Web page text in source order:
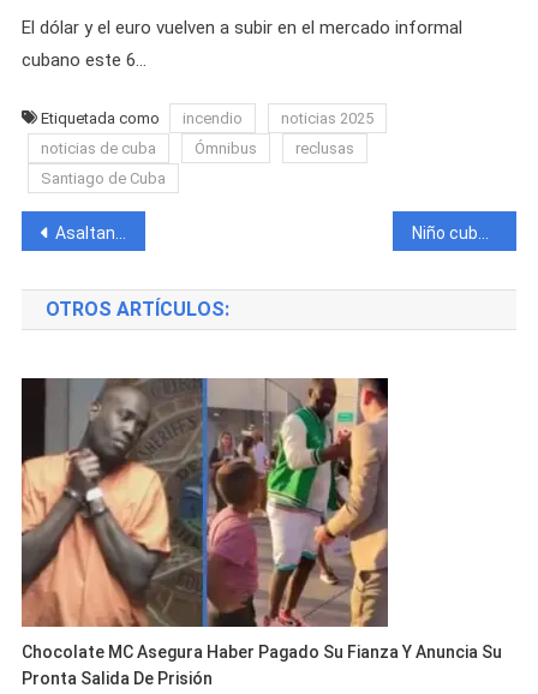
El dólar y el euro vuelven a subir en el mercado informal
cubano este 6…
Etiquetada como incendio
noticias 2025
noticias de cuba
Ómnibus
reclusas
Santiago de Cuba
Navegación
de
entradas
Asaltan a un niño y le roban la mochila cuando iba para su escuela en La Habana Niño cubano es captado jugando con cables de los postes de electricidad
OTROS ARTÍCULOS:
Chocolate MC Asegura Haber Pagado Su Fianza Y Anuncia Su
Pronta Salida De Prisión